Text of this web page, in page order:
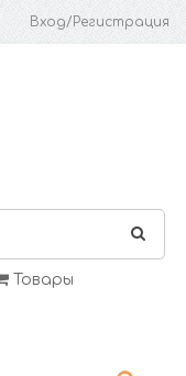
Вход/Регистрация
Товары